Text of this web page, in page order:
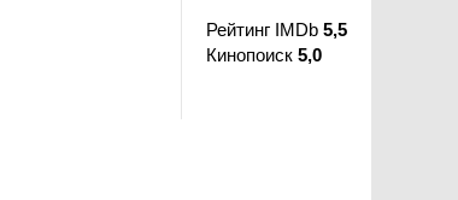
Рейтинг IMDb 5,5
Кинопоиск 5,0